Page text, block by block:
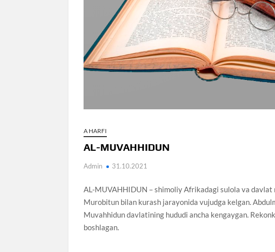
A HARFI
AL-MUVAHHIDUN
Admin 31.10.2021
AL-MUVAHHIDUN – shimoliy Afrikadagi sulola va
Murobitun bilan kurash jarayonida vujudga kelgan.
Muvahhidun davlatining hududi ancha kengaygan.
boshlagan.